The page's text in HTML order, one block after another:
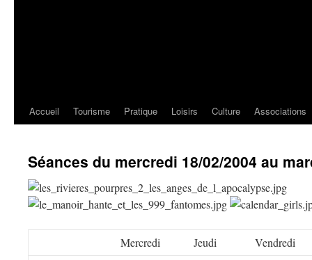
Accueil Tourisme Pratique Loisirs Culture Associations
Séances du mercredi 18/02/2004 au
Mercredi Jeudi
Vendredi